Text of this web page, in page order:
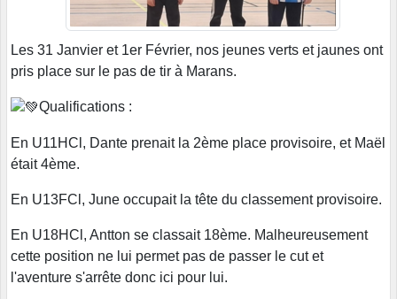
Les 31 Janvier et 1er Février, nos jeunes verts et jaunes ont
pris place sur le pas de tir à Marans.
Qualifications :
En U11HCl, Dante prenait la 2ème place provisoire, et Maël
était 4ème.
En U13FCl, June occupait la tête du classement provisoire.
En U18HCl, Antton se classait 18ème. Malheureusement
cette position ne lui permet pas de passer le cut et
l'aventure s'arrête donc ici pour lui.